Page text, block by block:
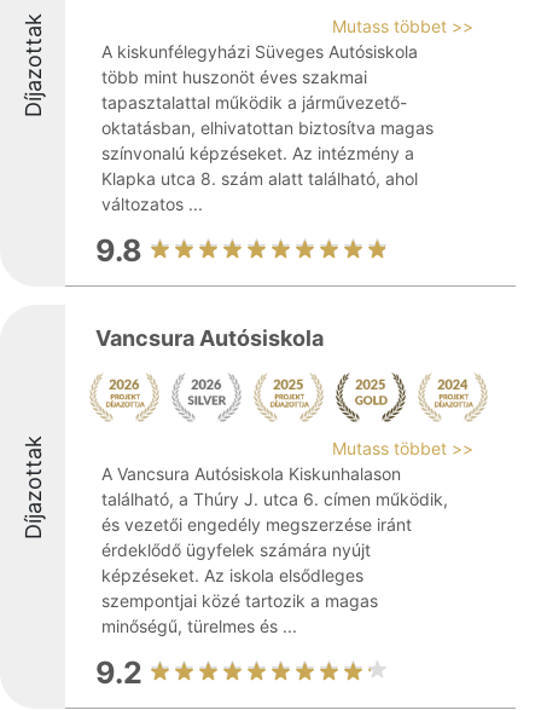
Díjazottak
Mutass többet >>
A kiskunfélegyházi Süveges Autósiskola
több mint huszonöt éves szakmai
tapasztalattal működik a járművezető-
oktatásban, elhivatottan biztosítva magas
színvonalú képzéseket. Az intézmény a
Klapka utca 8. szám alatt található, ahol
változatos ...
9.8
Díjazottak
Vancsura Autósiskola
Mutass többet >>
A Vancsura Autósiskola Kiskunhalason
található, a Thúry J. utca 6. címen működik,
és vezetői engedély megszerzése iránt
érdeklődő ügyfelek számára nyújt
képzéseket. Az iskola elsődleges
szempontjai közé tartozik a magas
minőségű, türelmes és ...
9.2